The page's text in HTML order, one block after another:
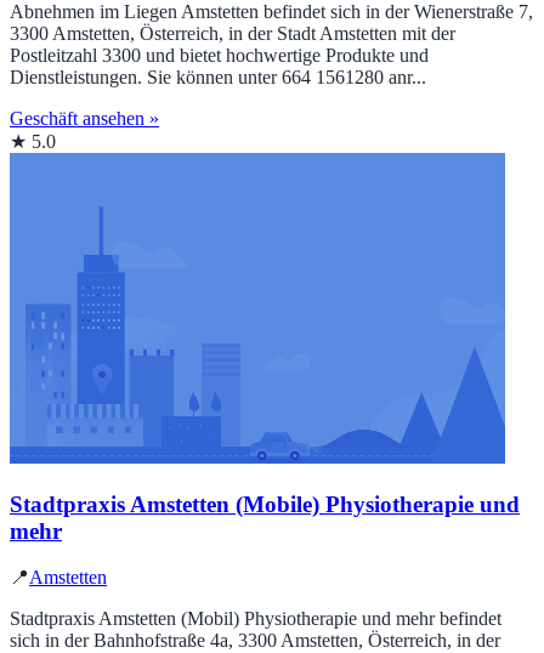
Abnehmen im Liegen Amstetten befindet sich in der Wienerstraße 7,
3300 Amstetten, Österreich, in der Stadt Amstetten mit der
Postleitzahl 3300 und bietet hochwertige Produkte und
Dienstleistungen. Sie können unter 664 1561280 anr...
Geschäft ansehen »
★ 5.0
Stadtpraxis Amstetten (Mobile) Physiotherapie und
mehr
📍Amstetten
Stadtpraxis Amstetten (Mobil) Physiotherapie und mehr befindet
sich in der Bahnhofstraße 4a, 3300 Amstetten, Österreich, in der